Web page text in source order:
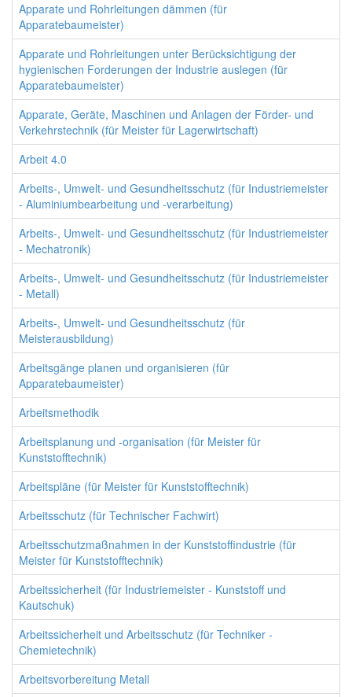
Apparate und Rohrleitungen dämmen (für
Apparatebaumeister)
Apparate und Rohrleitungen unter Berücksichtigung der
hygienischen Forderungen der Industrie auslegen (für
Apparatebaumeister)
Apparate, Geräte, Maschinen und Anlagen der Förder- und
Verkehrstechnik (für Meister für Lagerwirtschaft)
Arbeit 4.0
Arbeits-, Umwelt- und Gesundheitsschutz (für Industriemeister
- Aluminiumbearbeitung und -verarbeitung)
Arbeits-, Umwelt- und Gesundheitsschutz (für Industriemeister
- Mechatronik)
Arbeits-, Umwelt- und Gesundheitsschutz (für Industriemeister
- Metall)
Arbeits-, Umwelt- und Gesundheitsschutz (für
Meisterausbildung)
Arbeitsgänge planen und organisieren (für
Apparatebaumeister)
Arbeitsmethodik
Arbeitsplanung und -organisation (für Meister für
Kunststofftechnik)
Arbeitspläne (für Meister für Kunststofftechnik)
Arbeitsschutz (für Technischer Fachwirt)
Arbeitsschutzmaßnahmen in der Kunststoffindustrie (für
Meister für Kunststofftechnik)
Arbeitssicherheit (für Industriemeister - Kunststoff und
Kautschuk)
Arbeitssicherheit und Arbeitsschutz (für Techniker -
Chemietechnik)
Arbeitsvorbereitung Metall